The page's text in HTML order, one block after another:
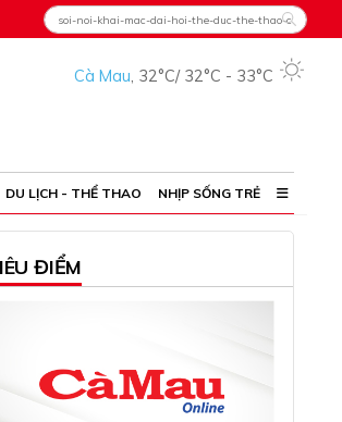
Cà Mau, 32°C/ 32°C - 33°C
DU LỊCH - THỂ THAO NHỊP SỐNG TRẺ
ĐIỂM